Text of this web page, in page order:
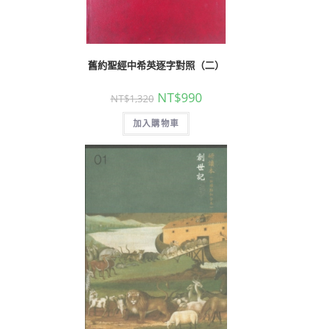
舊約聖經中希英逐字對照（二）
NT$1,320 NT$990
加入購物車